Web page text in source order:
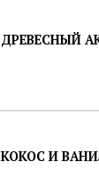
ДРЕВЕСНЫЙ
КОКОС И